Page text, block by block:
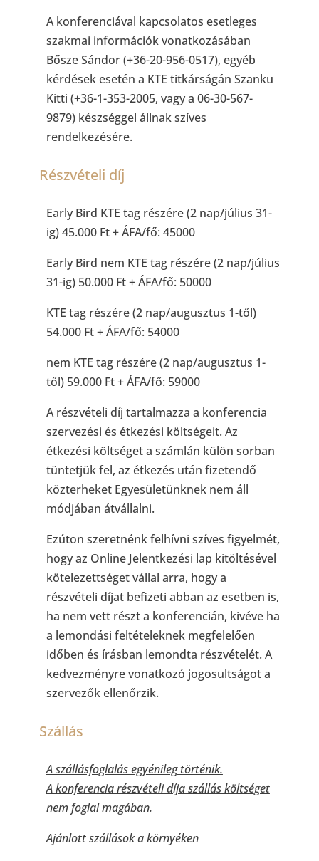
A konferenciával kapcsolatos esetleges
szakmai információk vonatkozásában
Bősze Sándor (+36-20-956-0517), egyéb
kérdések esetén a KTE titkárságán Szanku
Kitti (+36-1-353-2005, vagy a 06-30-567-
9879) készséggel állnak szíves
rendelkezésére.
Részvételi díj
Early Bird KTE tag részére (2 nap/július 31-
ig) 45.000 Ft + ÁFA/fő: 45000
Early Bird nem KTE tag részére (2 nap/július
31-ig) 50.000 Ft + ÁFA/fő: 50000
KTE tag részére (2 nap/augusztus 1-től)
54.000 Ft + ÁFA/fő: 54000
nem KTE tag részére (2 nap/augusztus 1-
től) 59.000 Ft + ÁFA/fő: 59000
A részvételi díj tartalmazza a konferencia
szervezési és étkezési költségeit. Az
étkezési költséget a számlán külön sorban
tüntetjük fel, az étkezés után fizetendő
közterheket Egyesületünknek nem áll
módjában átvállalni.
Ezúton szeretnénk felhívni szíves figyelmét,
hogy az Online Jelentkezési lap kitöltésével
kötelezettséget vállal arra, hogy a
részvételi díjat befizeti abban az esetben is,
ha nem vett részt a konferencián, kivéve ha
a lemondási feltételeknek megfelelően
időben és írásban lemondta részvételét. A
kedvezményre vonatkozó jogosultságot a
szervezők ellenőrzik.
Szállás
A szállásfoglalás egyénileg történik.
A konferencia részvételi díja szállás költséget
nem foglal magában.
Ajánlott szállások a környéken